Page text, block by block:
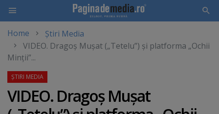
main
content
Home
Știri Media
VIDEO. Dragoş Muşat („Tetelu”) şi platforma „Ochii
Minţii”...
VIDEO. Dragoş Muşat